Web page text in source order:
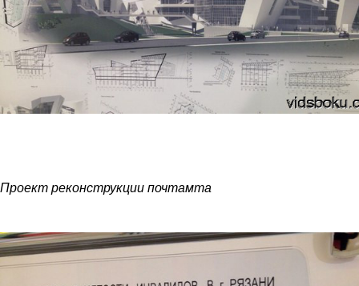
Проект реконструкции почтамта
8.jpg